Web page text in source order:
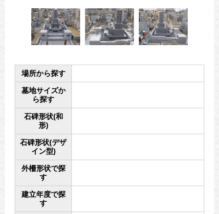
場所から探す
墓地サイズか
ら探す
石碑形状(和
形)
石碑形状(デザ
イン型)
外柵形状で探
す
建立年度で探
す